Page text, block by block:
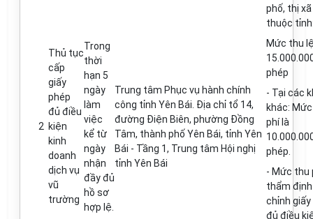
2
Thủ tục
cấp
giấy
phép
đủ điều
kiện
kinh
doanh
dịch vụ
vũ
trường
Trong
thời
hạn 5
ngày
làm
việc
kể từ
ngày
nhận
đầy đủ
hồ sơ
hợp lệ.
Trung tâm Phục vụ hành chính
công tỉnh Yên Bái. Địa chỉ tổ 14,
đường Điện Biên, phường Đồng
Tâm, thành phố Yên Bái, tỉnh Yên
Bái - Tầng 1, Trung tâm Hội nghị
tỉnh Yên Bái
phố, thị
thuộc tỉ
Mức thu
phép
- Tại các
khác:
phí là
10. 000
phép.
- Mức thu
thẩm
chỉnh
đủ điều